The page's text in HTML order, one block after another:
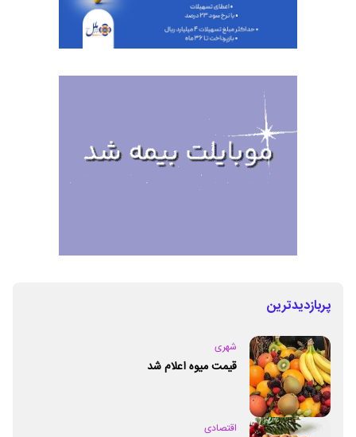
پربازدیدترین
شهری
قیمت میوه اعلام شد
اقتصادی